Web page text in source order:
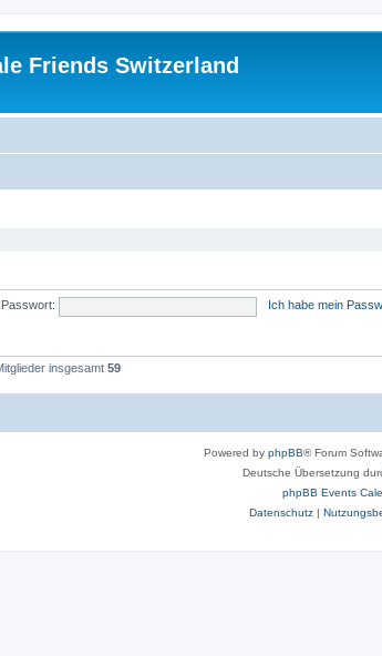
Friends Switzerland
Passwort: Ich habe mein
insgesamt 59
Powered by phpBB® Forum
Deutsche Übersetzung
phpBB Events
Datenschutz|